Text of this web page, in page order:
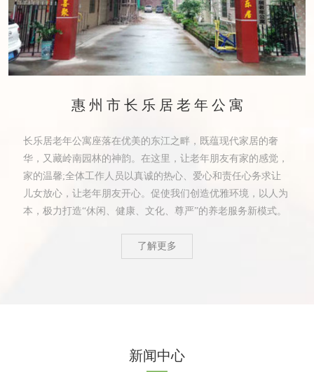
惠州市长乐居老年公寓
长乐居老年公寓座落在优美的东江之畔，既蕴现代家居的奢
华，又藏岭南园林的神韵。在这里，让老年朋友有家的感觉，
家的温馨;全体工作人员以真诚的热心、爱心和责任心务求让
儿女放心，让老年朋友开心。促使我们创造优雅环境，以人为
本，极力打造“休闲、健康、文化、尊严”的养老服务新模式。
了解更多
新闻中心